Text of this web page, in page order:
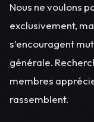
Nous ne voulons
exclusivement,
s’encouragent
générale.
membres
rassemblent.